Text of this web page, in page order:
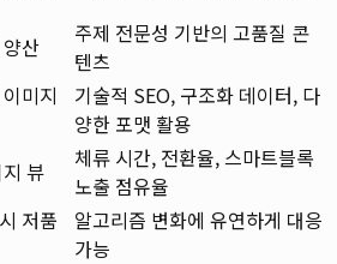
산
주제 전문성 기반의 고품질 콘
텐츠
미지
기술적 SEO, 구조화 데이터, 다
양한 포맷 활용
뷰
체류 시간, 전환율, 스마트블록
노출 점유율
저품
알고리즘 변화에 유연하게 대응
가능